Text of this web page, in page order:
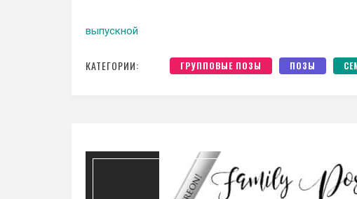
выпускной
КАТЕГОРИИ: ГРУППОВЫЕ ПОЗЫ ПОЗЫ